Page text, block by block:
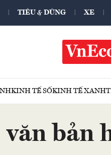
TIÊU & DÙNG XE
KINH TẾ SỐKINH TẾ XANH
văn bản